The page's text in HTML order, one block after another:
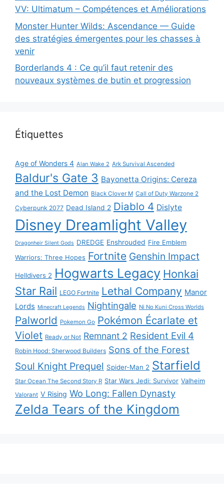
VV: Ultimatum – Compétences et Améliorations
Monster Hunter Wilds: Ascendance — Guide
des stratégies émergentes pour les chasses à
venir
Borderlands 4 : Ce qu’il faut retenir des
nouveaux systèmes de butin et progression
Étiquettes
Age of Wonders 4 Alan Wake 2 Ark Survival Ascended
Baldur's Gate 3 Bayonetta Origins: Cereza
and the Lost Demon Black Clover M Call of Duty Warzone 2
Cyberpunk 2077 Dead Island 2 Diablo 4 Dislyte
Disney Dreamlight Valley
Dragonheir Silent Gods DREDGE Enshrouded Fire Emblem
Warriors: Three Hopes Fortnite Genshin Impact
Helldivers 2 Hogwarts Legacy Honkai
Star Rail LEGO Fortnite Lethal Company Manor
Lords Minecraft Legends Nightingale Ni No Kuni Cross Worlds
Palworld Pokemon Go Pokémon Écarlate et
Violet Ready or Not Remnant 2 Resident Evil 4
Robin Hood: Sherwood Builders Sons of the Forest
Soul Knight Prequel Spider-Man 2 Starfield
Star Ocean The Second Story R Star Wars Jedi: Survivor Valheim
Valorant V Rising Wo Long: Fallen Dynasty
Zelda Tears of the Kingdom